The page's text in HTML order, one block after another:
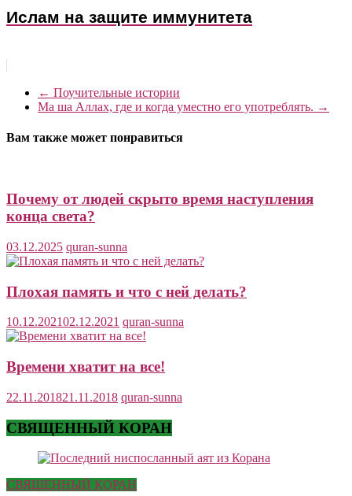
Ислам на защите иммунитета
← Поучительные истории
Ма ша Аллах, где и когда уместно его употреблять. →
Вам также может понравиться
Почему от людей скрыто время наступления
конца света?
03.12.2025 quran-sunna
Плохая память и что с ней делать?
10.12.202102.12.2021 quran-sunna
Времени хватит на все!
22.11.201821.11.2018 quran-sunna
СВЯЩЕННЫЙ КОРАН
СВЯЩЕННЫЙ КОРАН